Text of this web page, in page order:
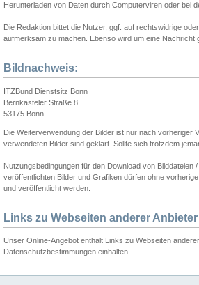
Herunterladen von Daten durch Computerviren oder bei
Die Redaktion bittet die Nutzer, ggf. auf rechtswidrige
aufmerksam zu machen. Ebenso wird um eine Nachricht
Bildnachweis:
ITZBund Dienstsitz Bonn
Bernkasteler Straße 8
53175 Bonn
Die Weiterverwendung der Bilder ist nur nach vorheriger
verwendeten Bilder sind geklärt. Sollte sich trotzdem
Nutzungsbedingungen für den Download von
veröffentlichten Bilder und Grafiken dürfen ohne
und veröffentlicht werden.
Links zu Webseiten anderer Anbieter
Unser Online-Angebot enthält Links zu Webseiten
Datenschutzbestimmungen einhalten.